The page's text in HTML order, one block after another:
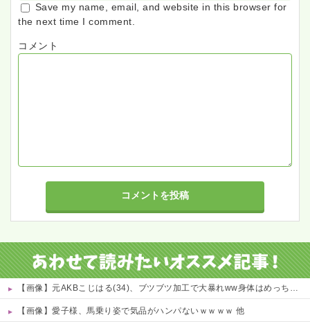
Save my name, email, and website in this browser for
the next time I comment.
コメント
【画像】元AKBこじはる(34)、ブツブツ加工で大暴れww身体はめっちゃいいのにな・・・ 他
【画像】愛子様、馬乗り姿で気品がハンパないｗｗｗｗ 他